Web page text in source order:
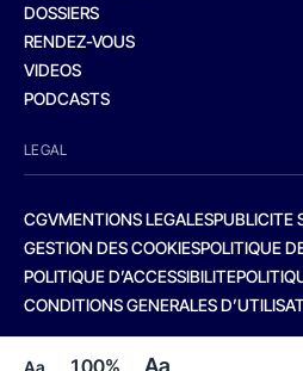
Aa 100% Aa
DOSSIERS
RENDEZ-VOUS
VIDEOS
PODCASTS
LEGAL
CGVMENTIONS LEGALESPUBLICITE
GESTION DES COOKIESPOLITIQUE
POLITIQUE D’ACCESSIBILITE
CONDITIONS GENERALES